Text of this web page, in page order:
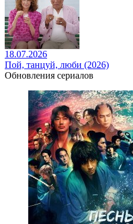
18.07.2026
Пой, танцуй, люби (2026)
Обновления сериалов